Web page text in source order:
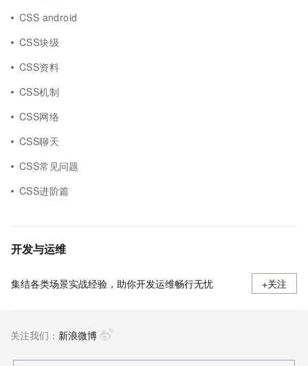
CSS android
CSS块级
CSS资料
CSS机制
CSS网络
CSS聊天
CSS常见问题
CSS进阶篇
开发与运维
集结各类场景实战经验，助你开发运维畅行无忧 +关注
关注我们： 新浪微博